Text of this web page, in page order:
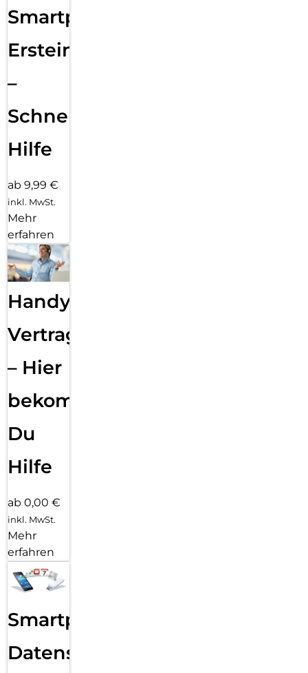
Smartphone
Ersteinrichtung
–
Schnelle
Hilfe
ab 9,99 €
inkl. MwSt.
Mehr
erfahren
Handy
Vertragsabwicklung
– Hier
bekommst
Du
Hilfe
ab 0,00 €
inkl. MwSt.
Mehr
erfahren
Smartphone
Datensicherung